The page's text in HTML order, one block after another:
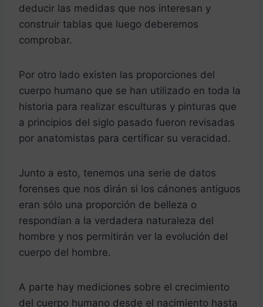
deducir las medidas que nos interesan y
construir tablas que luego deberemos
comprobar.
Por otro lado existen las proporciones del
cuerpo humano que se han utilizado en toda la
historia para realizar esculturas y pinturas que
a principios del siglo pasado fueron revisadas
por anatomistas para certificar su veracidad.
Junto a esto, tenemos una serie de datos
forenses que nos dirán si los cánones antiguos
eran sólo una proporción de belleza o
respondían a la verdadera naturaleza del
hombre y nos permitirán ver la evolución del
cuerpo del hombre.
A parte hay mediciones sobre el crecimiento
del cuerpo humano desde el nacimiento hasta